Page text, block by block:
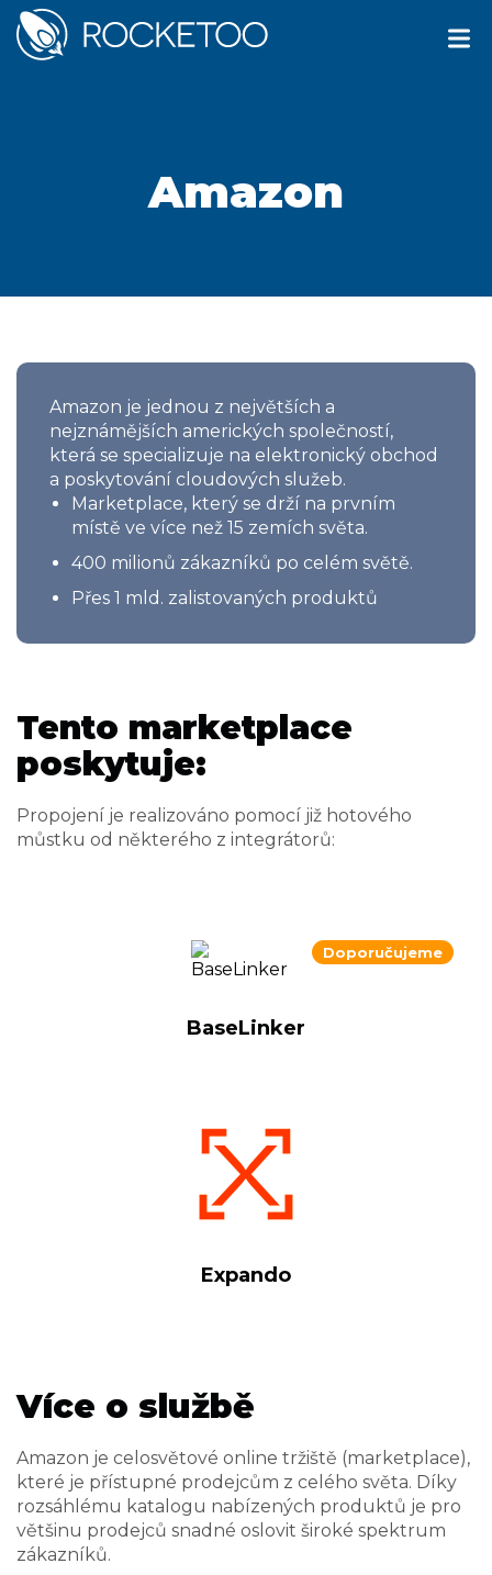
Amazon
Amazon je jednou z největších a
nejznámějších amerických společností,
která se specializuje na elektronický obchod
a poskytování cloudových služeb.
Marketplace, který se drží na prvním
místě ve více než 15 zemích světa.
400 milionů zákazníků po celém světě.
Přes 1 mld. zalistovaných produktů
Tento marketplace
poskytuje:
Propojení je realizováno pomocí již hotového
můstku od některého z integrátorů:
Doporučujeme
BaseLinker
Expando
Více o službě
Amazon je celosvětové online tržiště (marketplace),
které je přístupné prodejcům z celého světa. Díky
rozsáhlému katalogu nabízených produktů je pro
většinu prodejců snadné oslovit široké spektrum
zákazníků.